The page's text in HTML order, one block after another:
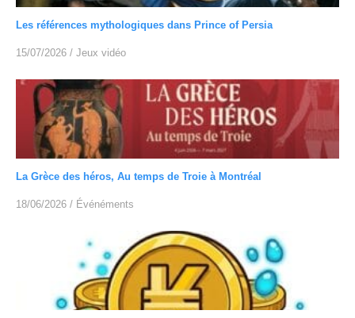
Les références mythologiques dans Prince of Persia
15/07/2026 / Jeux vidéo
La Grèce des héros, Au temps de Troie à Montréal
18/06/2026 / Événéments